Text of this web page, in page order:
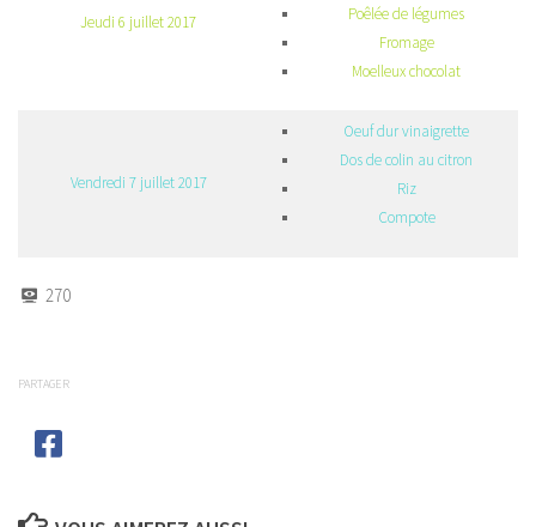
Jeudi 6 juillet 2017
Poêlée de légumes
Fromage
Moelleux chocolat
Vendredi 7 juillet 2017
Oeuf dur vinaigrette
Dos de colin au citron
Riz
Compote
270
PARTAGER